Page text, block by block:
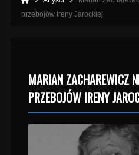
przebojów Ireny Jarockiej
MARIAN ZACHAREWICZ
PRZEBOJÓW IRENY